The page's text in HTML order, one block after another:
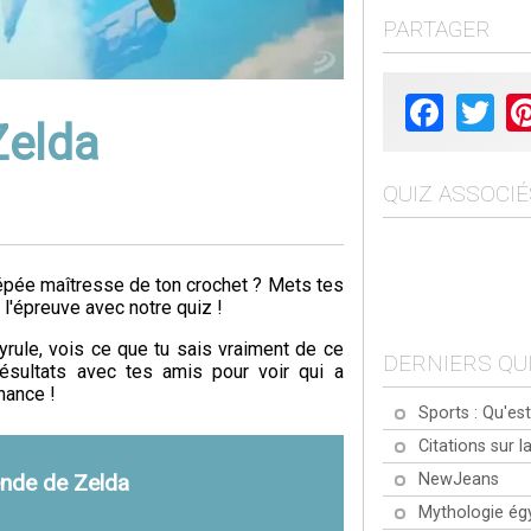
maîtresse de ton crochet ? Mets tes
avec notre quiz !
vois ce que tu sais vraiment de ce
avec tes amis pour voir qui a
!
de Zelda
PARTAGER
Facebook
QUIZ
DERNIERS
Sports :
Citations sur
NewJeans
Mythologie